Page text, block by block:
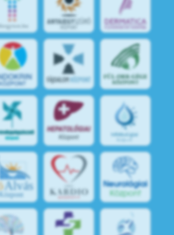
Alvás
Központ